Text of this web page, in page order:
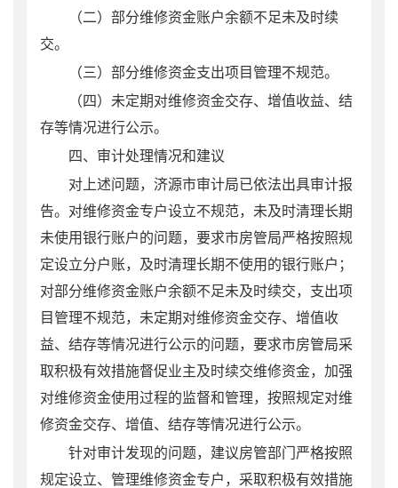
（二） 部分维修资金账户余额不足未及时续
交。
（三） 部分维修资金支出项目管理不规范。
（四） 未定期对维修资金交存、增值收益、结
存等情况进行公示。
四、 审计处理情况和建议
对上述问题，济源市审计局已依法出具审计报
告。对维修资金专户设立不规范， 未及时清理长期
未使用银行账户的问题， 要求市房管局严格按照规
定设立分户账，及时清理长期不使用的银行账户；
对部分维修资金账户余额不足未及时续交， 支出项
目管理不规范， 未定期对维修资金交存、增值收
益、结存等情况进行公示的问题， 要求市房管局采
取积极有效措施督促业主及时续交维修资金，加强
对维修资金使用过程的监督和管理，按照规定对维
修资金交存、增值、结存等情况进行公示。
针对审计发现的问题，建议房管部门严格按照
规定设立、管理维修资金专户，采取积极有效措施